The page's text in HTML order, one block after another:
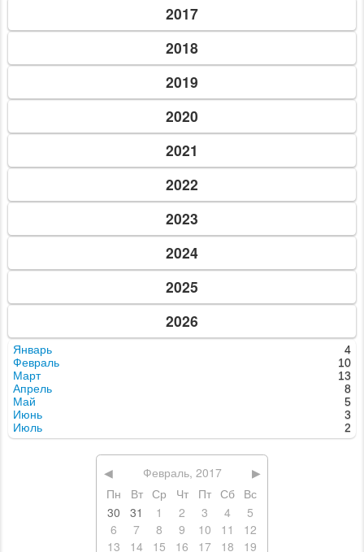
2017
2018
2019
2020
2021
2022
2023
2024
2025
2026
Январь
4
Февраль
10
Март
13
Апрель
8
Май
5
Июнь
3
Июль
2
◀ Февраль, 2017
▶
Пн
Вт Ср Чт Пт Сб Вс
30
31 1 2 3 4
5
6
7 8 9 10 11
12
13
14 15 16 17 18
19